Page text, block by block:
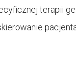
terapii